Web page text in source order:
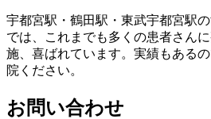
宇都宮駅・鶴田駅・東武宇都宮駅
では、これまでも多くの患者さん
施、喜ばれています。実績もある
院ください。
お問い合わせ